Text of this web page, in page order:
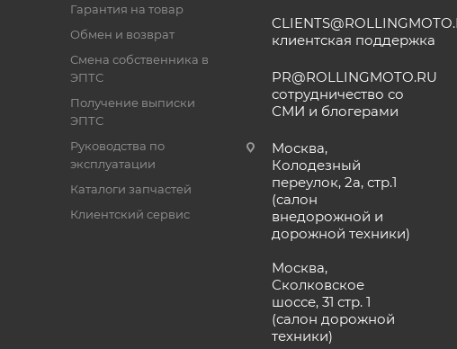
Гарантия на товар
Обмен и возврат
Смена собственника в
ЭПТС
Получение выписки
ЭПТС
Руководства по
эксплуатации
Каталоги запчастей
Клиентский сервис
клиентская поддержка
PR@ROLLINGMOTO.RU
сотрудничество со
СМИ и блогерами
Москва,
Колодезный
переулок, 2а, стр.1
(салон
внедорожной и
дорожной техники)
Москва,
Сколковское
шоссе, 31 стр. 1
(салон дорожной
техники)